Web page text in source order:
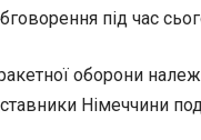
під час
оборони
Німеччини